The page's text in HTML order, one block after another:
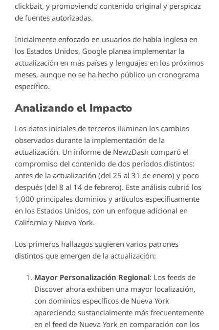
clickbait, y promoviendo contenido original y perspicaz
de fuentes autorizadas.
Inicialmente enfocado en usuarios de habla inglesa en
los Estados Unidos, Google planea implementar la
actualización en más países y lenguajes en los próximos
meses, aunque no se ha hecho público un cronograma
específico.
Analizando el Impacto
Los datos iniciales de terceros iluminan los cambios
observados durante la implementación de la
actualización. Un informe de NewzDash comparó el
compromiso del contenido de dos períodos distintos:
antes de la actualización (del 25 al 31 de enero) y poco
después (del 8 al 14 de febrero). Este análisis cubrió los
1,000 principales dominios y artículos específicamente
en los Estados Unidos, con un enfoque adicional en
California y Nueva York.
Los primeros hallazgos sugieren varios patrones
distintos que emergen de la actualización:
Mayor Personalización Regional: Los feeds de
Discover ahora exhiben una mayor localización,
con dominios específicos de Nueva York
apareciendo sustancialmente más frecuentemente
en el feed de Nueva York en comparación con los